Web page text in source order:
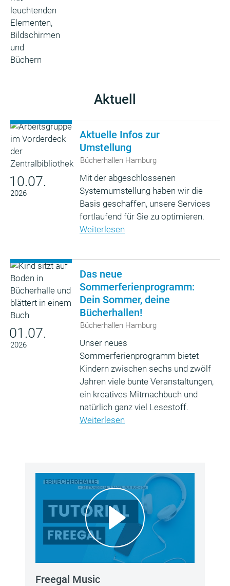
Aktuell
10.07.
2026
Aktuelle Infos zur
Umstellung
Bücherhallen Hamburg
Mit der abgeschlossenen
Systemumstellung haben wir die
Basis geschaffen, unsere Services
fortlaufend für Sie zu optimieren.
Weiterlesen
01.07.
2026
Das neue
Sommerferienprogramm:
Dein Sommer, deine
Bücherhallen!
Bücherhallen Hamburg
Unser neues
Sommerferienprogramm bietet
Kindern zwischen sechs und zwölf
Jahren viele bunte Veranstaltungen,
ein kreatives Mitmachbuch und
natürlich ganz viel Lesestoff.
Weiterlesen
Freegal Music